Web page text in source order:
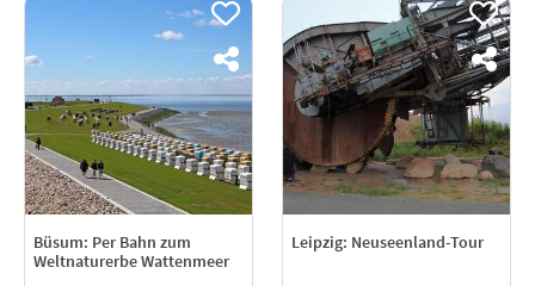
Büsum: Per Bahn zum
Weltnaturerbe Wattenmeer
Leipzig: Neuseenland-Tour